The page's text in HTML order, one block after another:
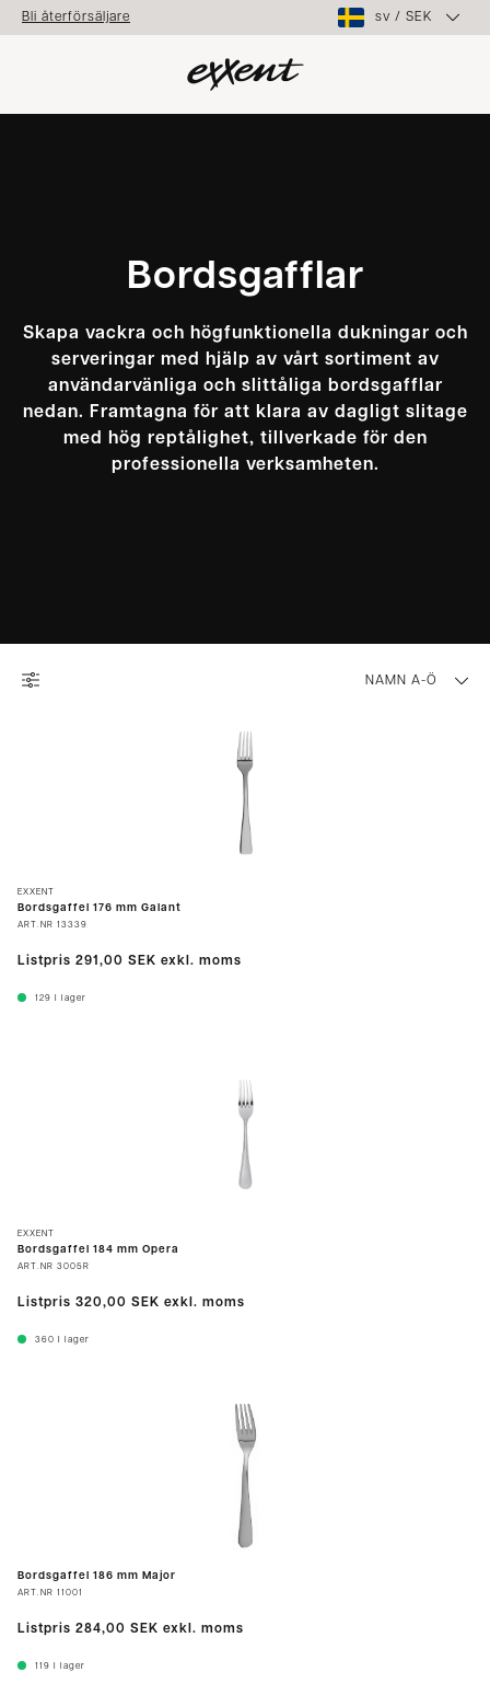
Bli återförsäljare sv / SEK
Bordsgafflar
Skapa vackra och högfunktionella dukningar och
serveringar med hjälp av vårt sortiment av
användarvänliga och slittåliga bordsgafflar
nedan. Framtagna för att klara av dagligt slitage
med hög reptålighet, tillverkade för den
professionella verksamheten.
NAMN A-Ö
EXXENT
Bordsgaffel 176 mm Galant
ART.NR 13339
Listpris 291,00 SEK exkl. moms
129 I lager
EXXENT
Bordsgaffel 184 mm Opera
ART.NR 3005R
Listpris 320,00 SEK exkl. moms
360 I lager
Bordsgaffel 186 mm Major
ART.NR 11001
Listpris 284,00 SEK exkl. moms
119 I lager